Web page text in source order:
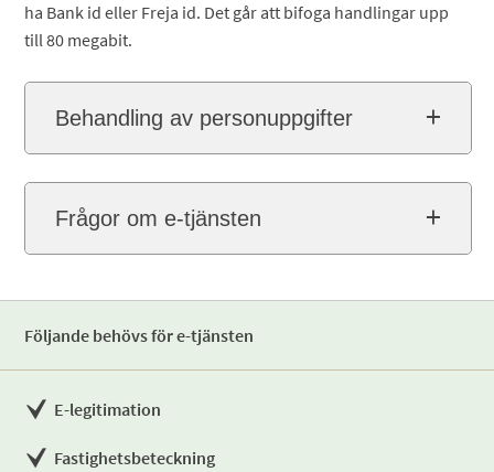
ha Bank id eller Freja id. Det går att bifoga handlingar upp
till 80 megabit.
Behandling av personuppgifter
Frågor om e-tjänsten
Följande behövs för e-tjänsten
E-legitimation
Fastighetsbeteckning